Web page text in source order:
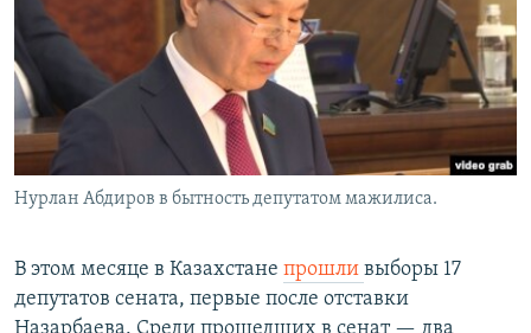
Нурлан Абдиров в бытность депутатом мажилиса.
В этом месяце в Казахстане прошли выборы 17
депутатов сената, первые после отставки